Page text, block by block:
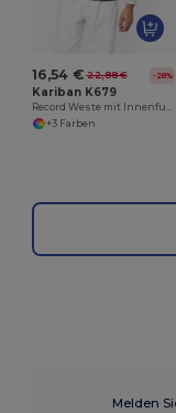
16,54 € 22,88 € -28%
Kariban K679
Record Weste mit Innenfutter aus Fleece
+3 Farben
Melden